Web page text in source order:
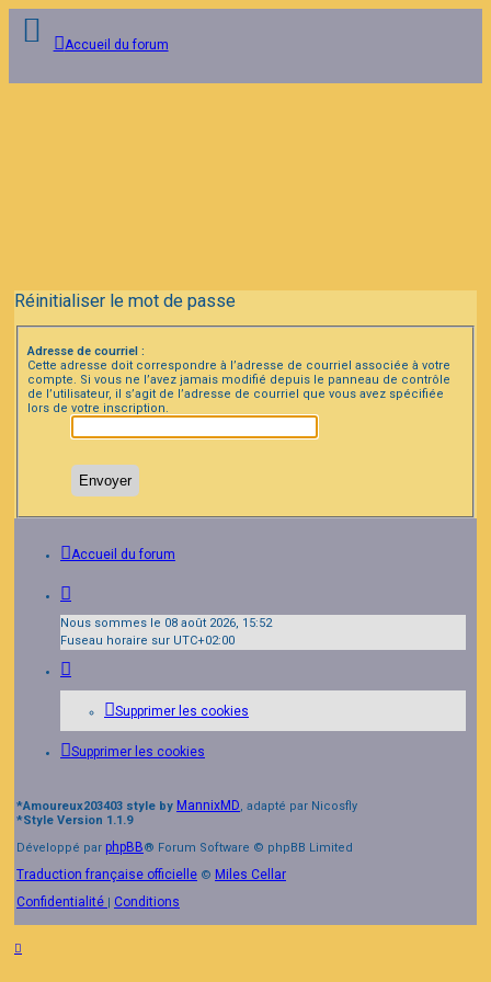
Accueil du forum
Réinitialiser le mot de passe
Adresse de courriel :
Cette adresse doit correspondre à l’adresse de courriel associée à votre
compte. Si vous ne l’avez jamais modifié depuis le panneau de contrôle
de l’utilisateur, il s’agit de l’adresse de courriel que vous avez spécifiée
lors de votre inscription.
Accueil du forum
Nous sommes le 08 août 2026, 15:52
Fuseau horaire sur UTC+02:00
Supprimer les cookies
Supprimer les cookies
*Amoureux203403 style by MannixMD, adapté par Nicosfly
*Style Version 1.1.9
Développé par phpBB® Forum Software © phpBB Limited
Traduction française officielle © Miles Cellar
Confidentialité
Conditions